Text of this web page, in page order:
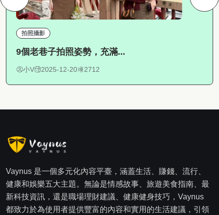
拍照攝影
9個老巷子拍照姿勢，充滿...
小V 2025-12-20 2712
Vaynus 是一個多元化內容平臺，涵蓋生活、賺錢、流行、
健康和娛樂五大主題。無論是情感故事、旅遊美食指南、最
新科技資訊，還是職場理財建議、健康健身技巧，Vaynus
都致力於為使用者提供豐富的內容和實用的生活建議，引領